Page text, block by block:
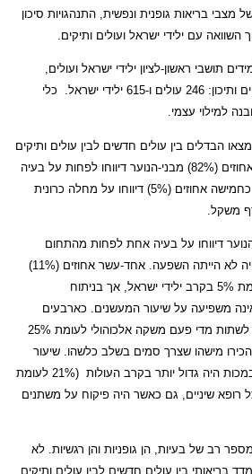
בריאות גופנית ונפשית, התנהגויות סיכון
השוואה עם ילידי ישראל ועולים ותיקים.
תושבי ראשון-לציון ילידי ישראל ועולים,
ילידי ישראל.
כלי
למילוי עצמי.
הבדלים בין עולים חדשים לבין עולים ותיקים
וילידי ישראל. שמונים-ושניים אחוזים (82%) מבני-הנוער דיווחו לפחות על בעיה
אחת, כגון כאבים או עייפות. כחמישה אחוזים (5%) דיווחו על מחלה כרונית
(80%) מבני-הנוער דיווחו על בעיה אחת לפחות מהתחום
הנפשי, כאשר למשתנה העלייה לא הייתה השפעה. אחד-עשר אחוזים (11%)
מהעולים דיווחו על עישון לעומת 5% בקרב ילידי ישראל, אך בניתוח
משפיעה על שיעור המעשנים. כארבעים
אחוזים (40%) מהעולים נהגו לשתות מדי פעם משקה אלכוהולי לעומת 25%
מישהו שצרך סמים בשלב כלשהו. שיעור
היה גדול יותר בקרב העולות
(21% לעומת
אצל רופא שיניים, גם כאשר היה פיקוח על משתנים
רב של בעיות, הן גופניות והן רגשיות. לא
בריאותי בין עולים חדשים לבין עולים ותיקים